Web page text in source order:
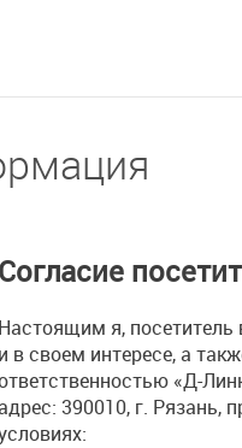
Согласие
Настоящим я, посетитель
и в своем интересе, а
«Д-
390010, г. Рязань,